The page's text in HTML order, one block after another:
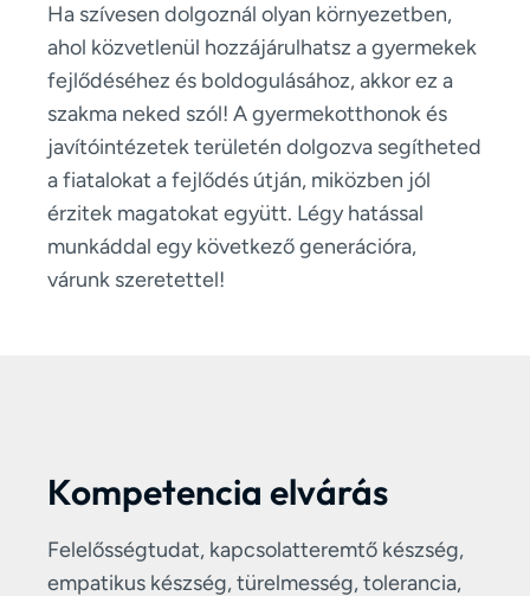
Ha szívesen dolgoznál olyan környezetben,
ahol közvetlenül hozzájárulhatsz a gyermekek
fejlődéséhez és boldogulásához, akkor ez a
szakma neked szól! A gyermekotthonok és
javítóintézetek területén dolgozva segítheted
a fiatalokat a fejlődés útján, miközben jól
érzitek magatokat együtt. Légy hatással
munkáddal egy következő generációra,
várunk szeretettel!
Kompetencia elvárás
Felelősségtudat, kapcsolatteremtő készség,
empatikus készség, türelmesség, tolerancia,